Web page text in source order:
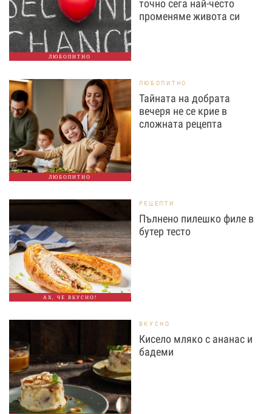
ЛЮБОПИТНО
точно сега най-често
променяме живота си
ЛЮБОПИТНО
ЛЮБОПИТНО
Тайната на добрата
вечеря не се крие в
сложната рецепта
АХ, ЧЕ ВКУСНО!
РЕЦЕПТИ
Пълнено пилешко филе в
бутер тесто
ВКУСНО
Кисело мляко с ананас и
бадеми